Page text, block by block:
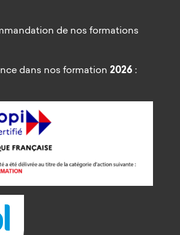
de nos formations
dans nos formation 2026 :